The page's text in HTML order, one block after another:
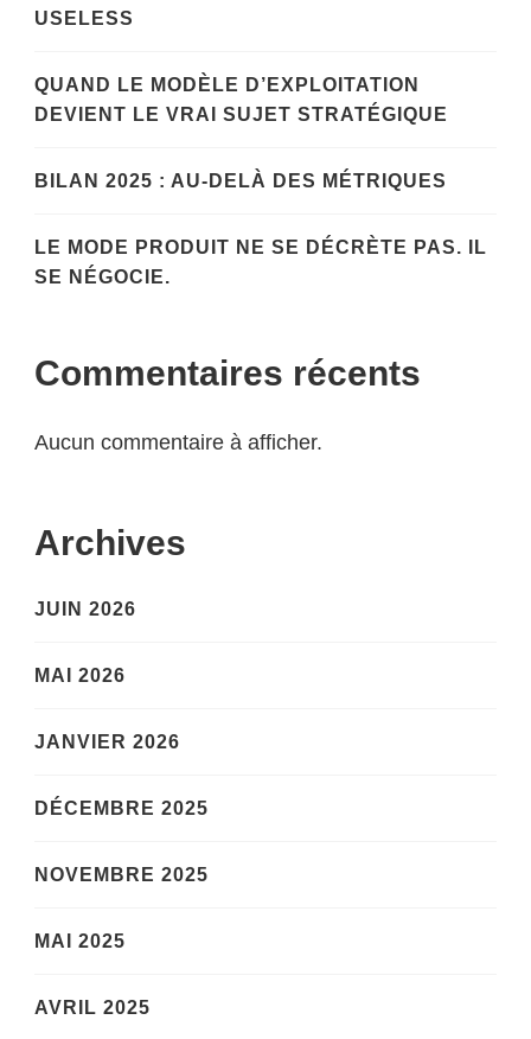
USELESS
QUAND LE MODÈLE D’EXPLOITATION
DEVIENT LE VRAI SUJET STRATÉGIQUE
BILAN 2025 : AU-DELÀ DES MÉTRIQUES
LE MODE PRODUIT NE SE DÉCRÈTE PAS. IL
SE NÉGOCIE.
Commentaires récents
Aucun commentaire à afficher.
Archives
JUIN 2026
MAI 2026
JANVIER 2026
DÉCEMBRE 2025
NOVEMBRE 2025
MAI 2025
AVRIL 2025